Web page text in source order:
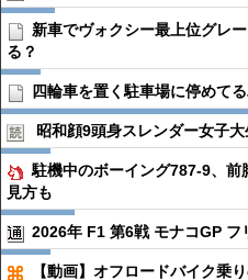
新車でヴォクシー最上位グレ
る？
四輪車を置く駐車場に停めて
昭和顔9頭身スレンダー女子
駐機中のボーイング787-9、
見方も
2026年 F1 第6戦 モナコGP フ
【動画】オフロードバイク乗